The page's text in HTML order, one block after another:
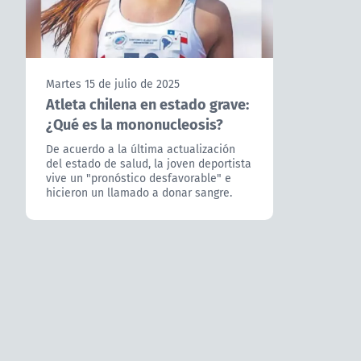
Martes 15 de julio de 2025
Atleta chilena en estado grave:
¿Qué es la mononucleosis?
De acuerdo a la última actualización
del estado de salud, la joven deportista
vive un "pronóstico desfavorable" e
hicieron un llamado a donar sangre.